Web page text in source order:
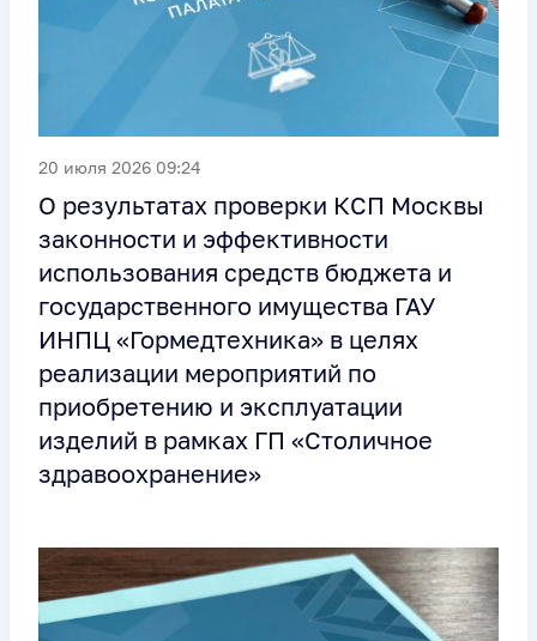
20 июля 2026 09:24
О результатах проверки КСП Москвы
законности и эффективности
использования средств бюджета и
государственного имущества ГАУ
ИНПЦ «Гормедтехника» в целях
реализации мероприятий по
приобретению и эксплуатации
изделий в рамках ГП «Столичное
здравоохранение»